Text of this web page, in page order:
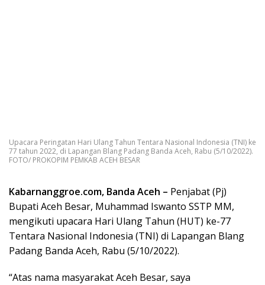
Upacara Peringatan Hari Ulang Tahun Tentara Nasional Indonesia (TNI) ke
77 tahun 2022, di Lapangan Blang Padang Banda Aceh, Rabu (5/10/2022).
FOTO/ PROKOPIM PEMKAB ACEH BESAR
Kabarnanggroe.com, Banda Aceh – Penjabat (Pj)
Bupati Aceh Besar, Muhammad Iswanto SSTP MM,
mengikuti upacara Hari Ulang Tahun (HUT) ke-77
Tentara Nasional Indonesia (TNI) di Lapangan Blang
Padang Banda Aceh, Rabu (5/10/2022).
“Atas nama masyarakat Aceh Besar, saya